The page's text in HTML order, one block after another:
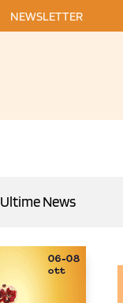
NEWSLETTER
Ultime News